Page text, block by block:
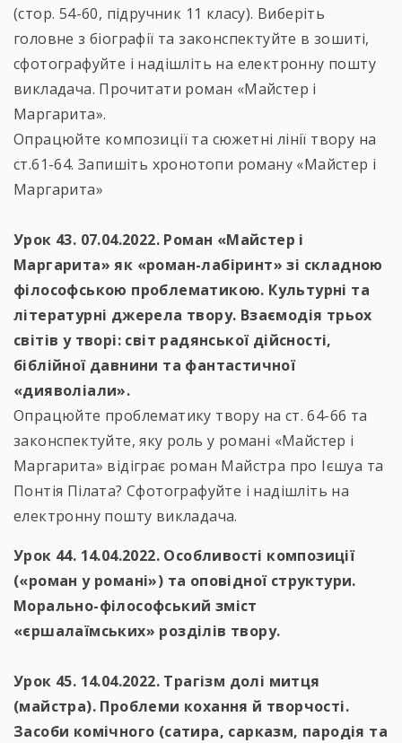
(стор. 54-60, підручник 11 класу). Виберіть
головне з біографії та законспектуйте в зошиті,
сфотографуйте і надішліть на електронну пошту
викладача. Прочитати роман «Майстер і
Маргарита».
Опрацюйте композиції та сюжетні лінії твору на
ст.61-64. Запишіть хронотопи роману «Майстер і
Маргарита»
Урок 43. 07.04.2022. Роман «Майстер і
Маргарита» як «роман-лабіринт» зі складною
філософською проблематикою. Культурні та
літературні джерела твору. Взаємодія трьох
світів у творі: світ радянської дійсності,
біблійної давнини та фантастичної
«дияволіали».
Опрацюйте проблематику твору на ст. 64-66 та
законспектуйте, яку роль у романі «Майстер і
Маргарита» відіграє роман Майстра про Ієшуа та
Понтія Пілата? Сфотографуйте і надішліть на
електронну пошту викладача.
Урок 44. 14.04.2022. Особливості композиції
(«роман у романі») та оповідної структури.
Морально-філософський зміст
«єршалаїмських» розділів твору.
Урок 45. 14.04.2022. Трагізм долі митця
(майстра). Проблеми кохання й творчості.
Засоби комічного (сатира, сарказм, пародія та